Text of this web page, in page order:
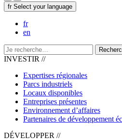
fr Select your language
fr
en
INVESTIR //
Expertises régionales
Parcs industriels
Locaux disponibles
Entreprises présentes
Environnement d’affaires
Partenaires de développement
DÉVELOPPER //